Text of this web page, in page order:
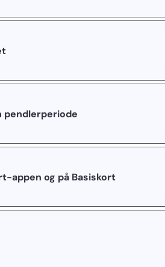
pendlerperiode
appen og på Basiskort